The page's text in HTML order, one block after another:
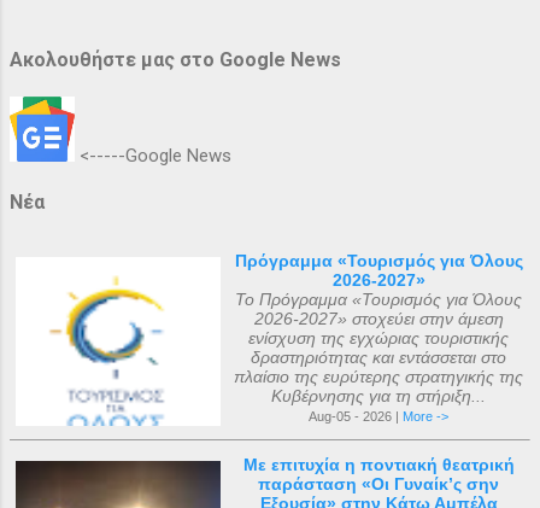
Ακολουθήστε μας στο Google News
<-----Google News
Νέα
Πρόγραμμα «Τουρισμός για Όλους
2026-2027»
Το Πρόγραμμα «Τουρισμός για Όλους
2026-2027» στοχεύει στην άμεση
ενίσχυση της εγχώριας τουριστικής
δραστηριότητας και εντάσσεται στο
πλαίσιο της ευρύτερης στρατηγικής της
Κυβέρνησης για τη στήριξη...
Aug-05 - 2026 | More ->
Με επιτυχία η ποντιακή θεατρική
παράσταση «Οι Γυναίκ’ς σην
Εξουσία» στην Κάτω Αμπέλα